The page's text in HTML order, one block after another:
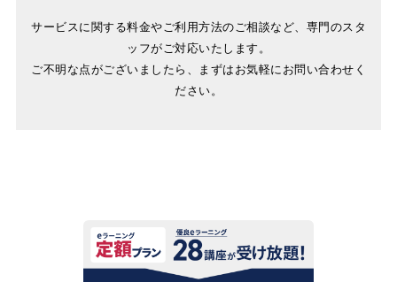
サービスに関する料金やご利用方法のご相談など、専門のスタ
ッフがご対応いたします。
ご不明な点がございましたら、まずはお気軽にお問い合わせく
ださい。